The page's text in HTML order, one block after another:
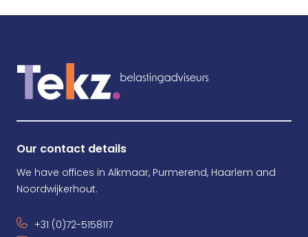
Our contact details
We have offices in Alkmaar, Purmerend, Haarlem and
Noordwijkerhout.
+31 (0)72-5158117